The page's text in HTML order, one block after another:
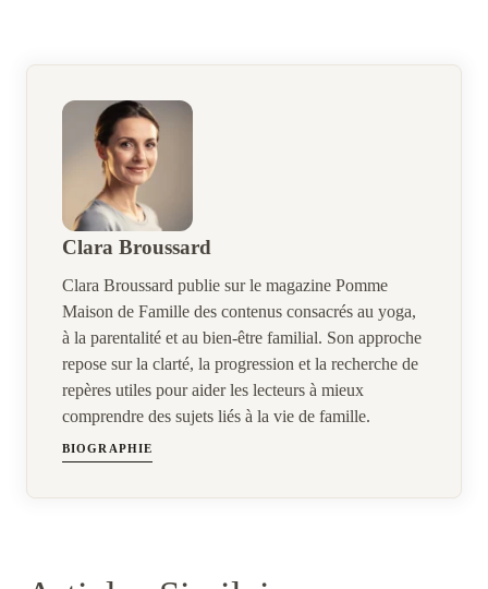
Clara Broussard
Clara Broussard publie sur le magazine Pomme
Maison de Famille des contenus consacrés au yoga,
à la parentalité et au bien-être familial. Son approche
repose sur la clarté, la progression et la recherche de
repères utiles pour aider les lecteurs à mieux
comprendre des sujets liés à la vie de famille.
BIOGRAPHIE